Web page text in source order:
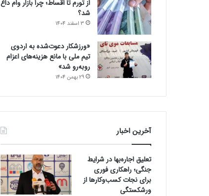
از تورم تا اقساط؛ چرا بازار وام داغ
شد؟
3 اسفند 1404
«ورزشکار دعوت‌شده به اردوی
تیم ملی با مانع هزینه‌های اعزام
روبه‌رو شد»
29 بهمن 1404
آخرین اخبار
تعلیق اجاره‌بها در شرایط
جنگی؛ راهکاری فوری
برای نجات کسب‌وکارها از
ورشکستگی